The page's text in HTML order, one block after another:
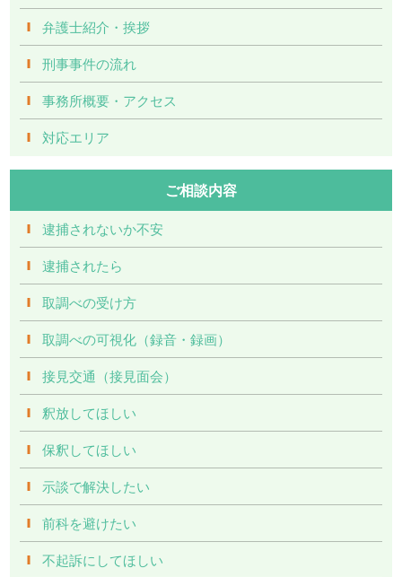
弁護士紹介・挨拶
刑事事件の流れ
事務所概要・アクセス
対応エリア
ご相談内容
逮捕されないか不安
逮捕されたら
取調べの受け方
取調べの可視化（録音・録画）
接見交通（接見面会）
釈放してほしい
保釈してほしい
示談で解決したい
前科を避けたい
不起訴にしてほしい